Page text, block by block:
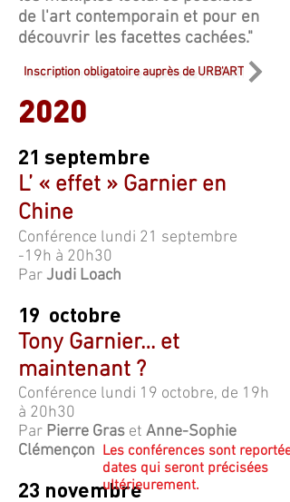
de l'art contemporain et pour en
découvrir les facettes cachées."
Inscription obligatoire auprès de URB'ART
2020
21 septembre
L’ « effet » Garnier en
Chine
Conférence lundi 21 septembre
-19h à 20h30
ParJudi Loach
19 octobre
Tony Garnier… et
maintenant ?
Conférence lundi 19 octobre, de 19h
à 20h30
Par Pierre Gras et Anne-Sophie
Clémençon
23 novembre
Les conférences sont
dates qui seront précisées
ultérieurement.